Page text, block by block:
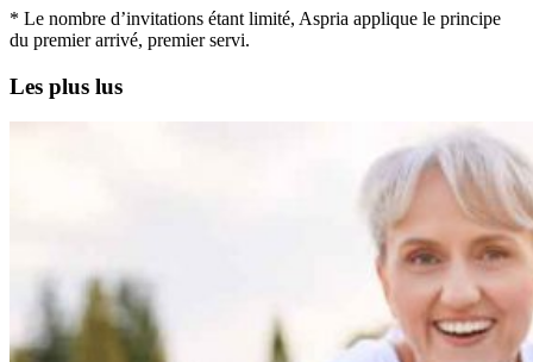
* Le nombre d’invitations étant limité, Aspria applique le principe
du premier arrivé, premier servi.
Les plus lus